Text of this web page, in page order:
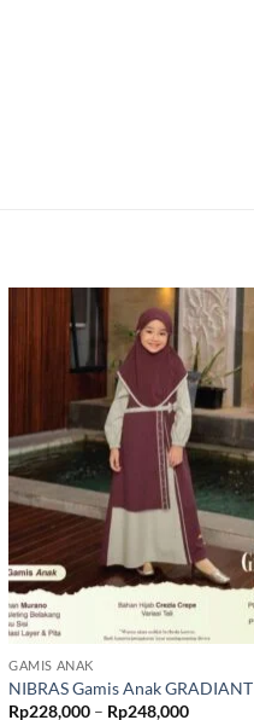
GAMIS ANAK
NIBRAS Gamis Anak GRADIANT
Rp228,000 – Rp248,000Rentang